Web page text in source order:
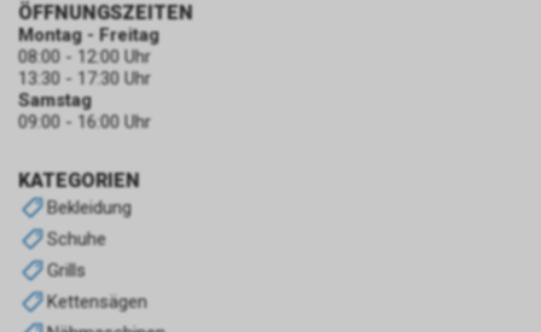
KATEGORIEN
Bekleidung
Schuhe
Grills
Kettensägen
ÖFFNUNGSZEITEN
Montag - Freitag
08:00 - 12:00 Uhr
13:30 - 17:30 Uhr
Samstag
09:00 - 16:00 Uhr